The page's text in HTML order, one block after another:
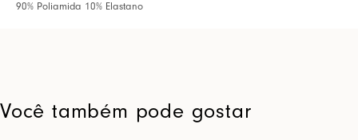
90% Poliamida 10% Elastano
Você também pode gostar